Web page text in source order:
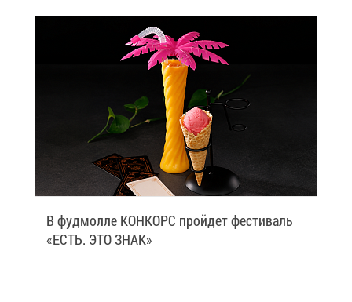
В фуд­мол­ле КОН­КОРС прой­дет фе­сти­валь
«ЕСТЬ. ЭТО ЗНАК»